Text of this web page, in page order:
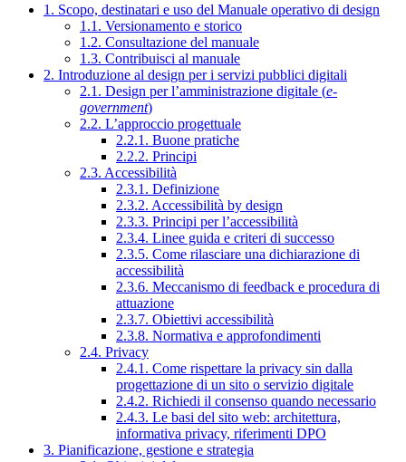
1. Scopo, destinatari e uso del Manuale operativo di design
1.1. Versionamento e storico
1.2. Consultazione del manuale
1.3. Contribuisci al manuale
2. Introduzione al design per i servizi pubblici digitali
2.1. Design per l’amministrazione digitale (e-
government)
2.2. L’approccio progettuale
2.2.1. Buone pratiche
2.2.2. Principi
2.3. Accessibilità
2.3.1. Definizione
2.3.2. Accessibilità by design
2.3.3. Principi per l’accessibilità
2.3.4. Linee guida e criteri di successo
2.3.5. Come rilasciare una dichiarazione di
accessibilità
2.3.6. Meccanismo di feedback e procedura di
attuazione
2.3.7. Obiettivi accessibilità
2.3.8. Normativa e approfondimenti
2.4. Privacy
2.4.1. Come rispettare la privacy sin dalla
progettazione di un sito o servizio digitale
2.4.2. Richiedi il consenso quando necessario
2.4.3. Le basi del sito web: architettura,
informativa privacy, riferimenti DPO
3. Pianificazione, gestione e strategia